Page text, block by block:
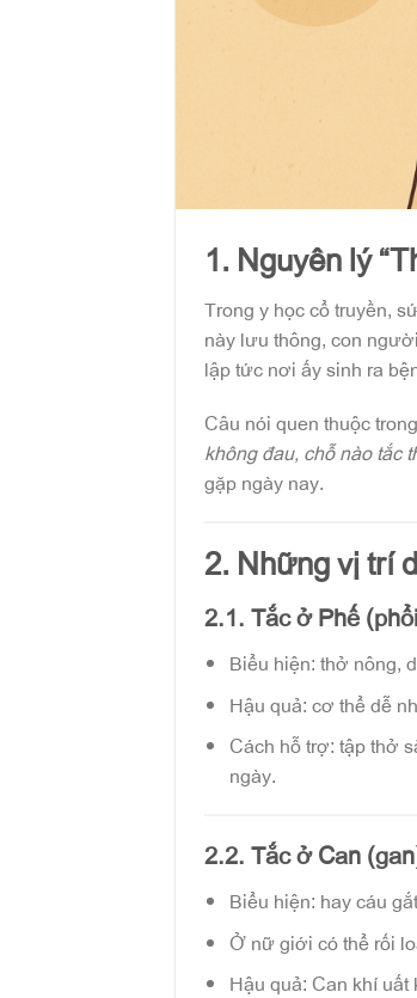
1. Nguyên lý
Trong y học cổ truyền,
này lưu thông, con
lập tức nơi ấy sinh ra
Câu nói quen thuộc
không đau, chỗ nào tắc
gặp ngày nay.
2. Những vị trí
2.1. Tắc ở Phế
Biểu hiện: thở nông,
Hậu quả: cơ thể dễ
Cách hỗ trợ: tập thở
ngày.
2.2. Tắc ở Can
Biểu hiện: hay cáu
Ở nữ giới có thể rối
Hậu quả: Can khí